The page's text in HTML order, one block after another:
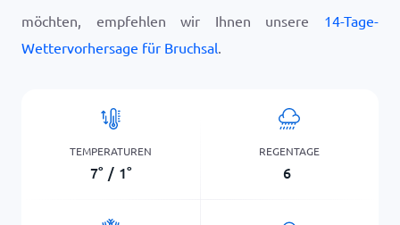
möchten, empfehlen wir Ihnen unsere 14-Tage-
Wettervorhersage für Bruchsal.
TEMPERATUREN
7° / 1°
REGENTAGE
6